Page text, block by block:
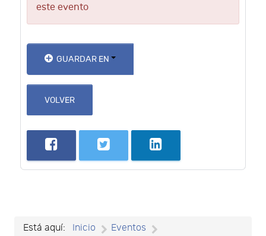
este evento
GUARDAR EN
VOLVER
Está aquí: Inicio
Eventos